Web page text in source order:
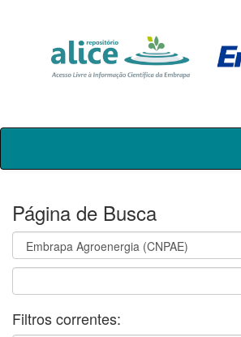
Skip
Página de Busca
Filtros correntes: